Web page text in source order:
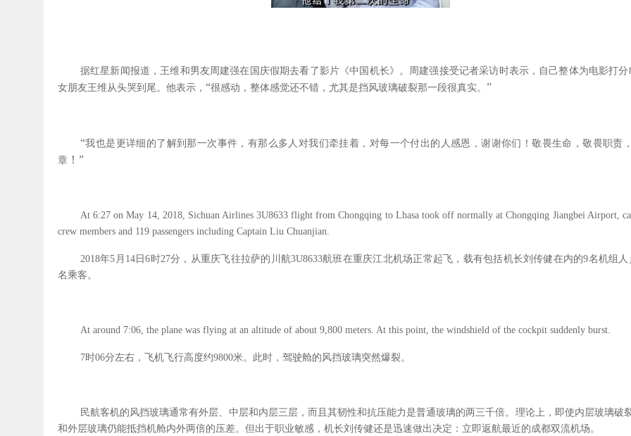
据红星新闻报道，王维和男友周建强在国庆假期去看了影片《中国机长》。周建强接受记者采访时表示，自己整体为电影打分
女朋友王维从头哭到尾。他表示， “很感动，整体感觉还不错，尤其是挡风玻璃破裂那一段很真实。 ”
“我也是更详细的了解到那一次事件，有那么多人对我们牵挂着，对每一个付出的人感恩，谢谢你们！敬畏生命，敬畏职责
章 ！ ”
At 6:27 on May 14, 2018, Sichuan Airlines 3U8633 flight from Chongqing to Lhasa took off normally at Chongqing Jiangbei Airport,
crew members and 119 passengers including Captain Liu Chuanjian.
2018年5 月 14日6时27分，从重庆飞往拉萨的川航3U8633航班在重庆江北机场正常起飞，载有包括机长刘传健在内的9名机组人
名乘客。
At around 7:06, the plane was flying at an altitude of about 9,800 meters. At this point, the windshield of the cockpit suddenly burst.
7时06分左右，飞机飞行高度约9800米。此时，驾驶舱的风挡玻璃突然爆裂。
民航客机的风挡玻璃通常有外层、中层和内层三层，而且其韧性和抗压能力是普通玻璃的两三千倍。理论上，即使内层玻璃破
和外层玻璃仍能抵挡机舱内外两倍的压差。但出于职业敏感，机长刘传健还是迅速做出决定：立即返航最近的成都双流机场。